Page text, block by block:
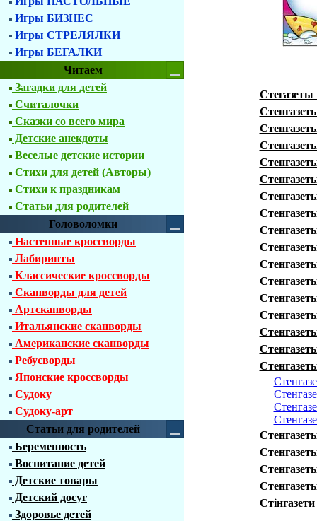
Игры БИЗНЕС
Игры СТРЕЛЯЛКИ
Игры БЕГАЛКИ
Читаем
Загадки для детей
Считалочки
Сказки со всего мира
Детские анекдоты
Веселые детские истории
Стихи для детей (Авторы)
Стихи к праздникам
Статьи для родителей
Головоломки
Настенные кроссворды
Лабиринты
Классические кроссворды
Сканворды для детей
Артсканворды
Итальянские сканворды
Американские сканворды
Ребусворды
Японские кроссворды
Судоку
Судоку-арт
Статьи для родителей
Беременность
Воспитание детей
Детские товары
Детский досуг
Здоровье детей